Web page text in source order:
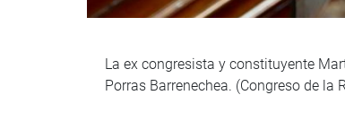
La ex congresista y constituyente
Porras Barrenechea. (Congreso de la